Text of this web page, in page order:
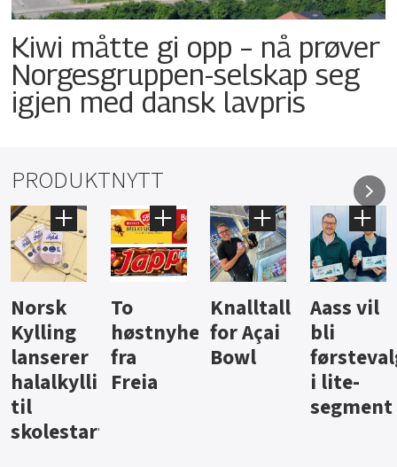
Kiwi måtte gi opp – nå prøver
Norgesgruppen-selskap seg
igjen med dansk lavpris
PRODUKTNYTT
Knalltall
for Açai
Bowl
Aass vil
bli
førstevalg
i lite-
Brus og
jus fra
Berentsen
Hard
iste fra
Hansa